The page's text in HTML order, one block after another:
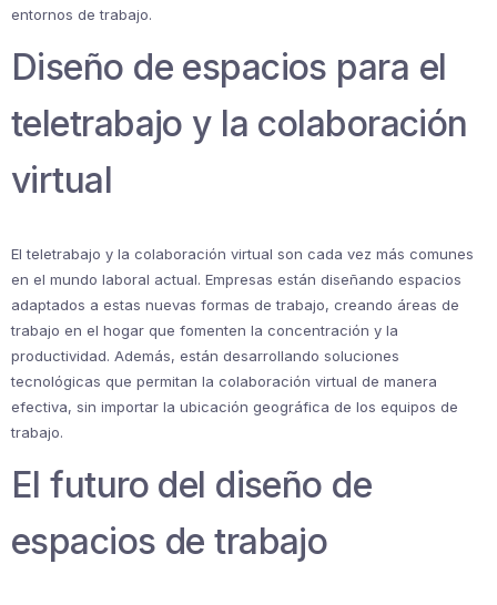
entornos de trabajo.
Diseño de espacios para el
teletrabajo y la colaboración
virtual
El teletrabajo y la colaboración virtual son cada vez más comunes
en el mundo laboral actual. Empresas están diseñando espacios
adaptados a estas nuevas formas de trabajo, creando áreas de
trabajo en el hogar que fomenten la concentración y la
productividad. Además, están desarrollando soluciones
tecnológicas que permitan la colaboración virtual de manera
efectiva, sin importar la ubicación geográfica de los equipos de
trabajo.
El futuro del diseño de
espacios de trabajo